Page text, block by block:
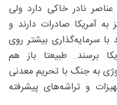
نادر خاکی دارد ولی
به آمریکا صادرات دارند و
با سرمایه‌گذاری بیشتر روی
برسند. طبیعتا باز هم
به جنگ با تحریم معدنی
و تراشه‌های پیشرفته